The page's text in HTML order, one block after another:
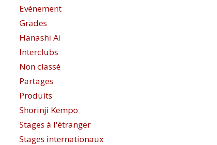
Evénement
Grades
Hanashi Ai
Interclubs
Non classé
Partages
Produits
Shorinji Kempo
Stages à l'étranger
Stages internationaux